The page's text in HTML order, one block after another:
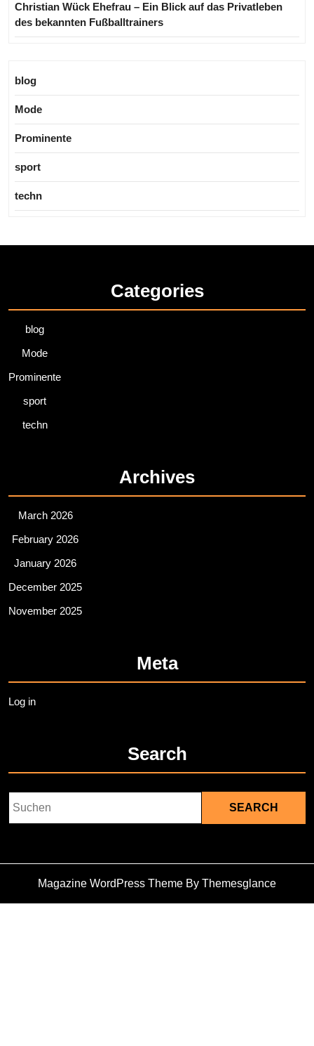
Christian Wück Ehefrau – Ein Blick auf das Privatleben
des bekannten Fußballtrainers
blog
Mode
Prominente
sport
techn
Categories
blog
Mode
Prominente
sport
techn
Archives
March 2026
February 2026
January 2026
December 2025
November 2025
Meta
Log in
Search
Magazine WordPress Theme By Themesglance